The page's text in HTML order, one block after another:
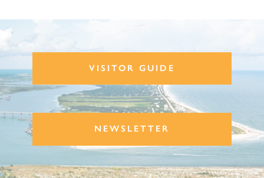
VISITOR GUIDE
NEWSLETTER